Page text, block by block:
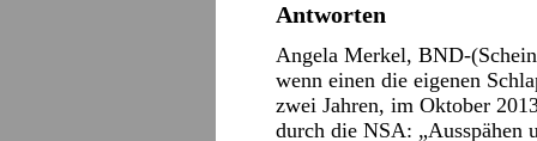
Antworten
Angela Merkel, BND-
wenn einen die eigenen
zwei Jahren, im Oktober
durch die NSA: